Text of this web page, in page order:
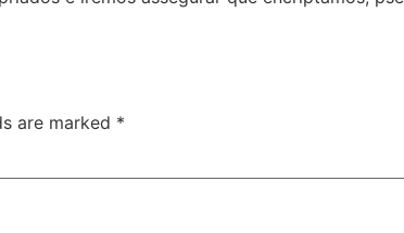
are marked *